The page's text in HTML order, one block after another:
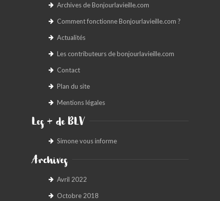
Archives de Bonjourlavieille.com
Comment fonctionne Bonjourlavieille.com ?
Actualités
Les contributeurs de bonjourlavieille.com
Contact
Plan du site
Mentions légales
Les + de BLV
Simone vous informe
Archives
Avril 2022
Octobre 2018